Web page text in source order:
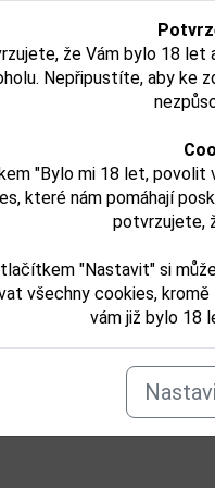
že Vám bylo 18 let
Nepřipustíte, aby ke
"Bylo mi 18 let, povolit
které nám pomáhají
potvrzujete,
"Nastavit" si
všechny cookies,
vám již bylo 18
1 367,00 Kč
Skladem
mini-a-maxi-lahve/mini
rum
doporucuje